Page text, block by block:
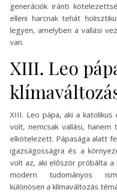
generációk iránti
elleni harcnak tehát
legyen, amelyben a vallási
van.
XIII. Leo
XIII. Leo pápa, aki a
volt, nemcsak vallási,
elkötelezett. Pápasága alatt
igazságosságra és a
volt az, aki először próbálta
modern tudományos
különösen a klímaváltozás